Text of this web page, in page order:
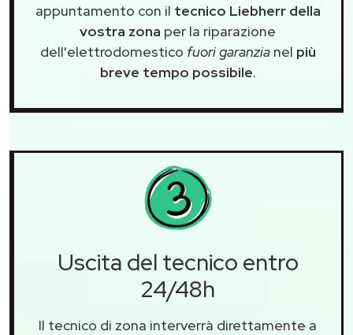
appuntamento con il tecnico Liebherr della
vostra zona per la riparazione
dell'elettrodomestico fuori garanzianel più
breve tempo possibile.
Uscita del tecnico entro
24/48h
Il tecnico di zona interverrà direttamente a